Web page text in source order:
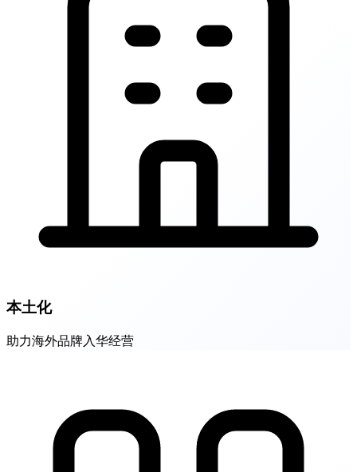
本土化
助力海外品牌入华经营